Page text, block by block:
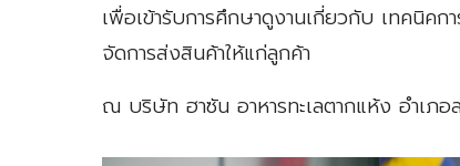
เพื่อเข้ารับการศึกษาดูงานเกี่ยวกับ เทคนิคก
จัดการส่งสินค้าให้แก่ลูกค้า
ณ บริษัท ฮาซัน อาหารทะเลตากแห้ง อำเภ